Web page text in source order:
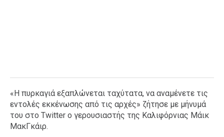
«Η πυρκαγιά εξαπλώνεται ταχύτατα, να αναμένετε τις
εντολές εκκένωσης από τις αρχές» ζήτησε με μήνυμά
του στο Twitter ο γερουσιαστής της Καλιφόρνιας Μάικ
ΜακΓκάιρ.